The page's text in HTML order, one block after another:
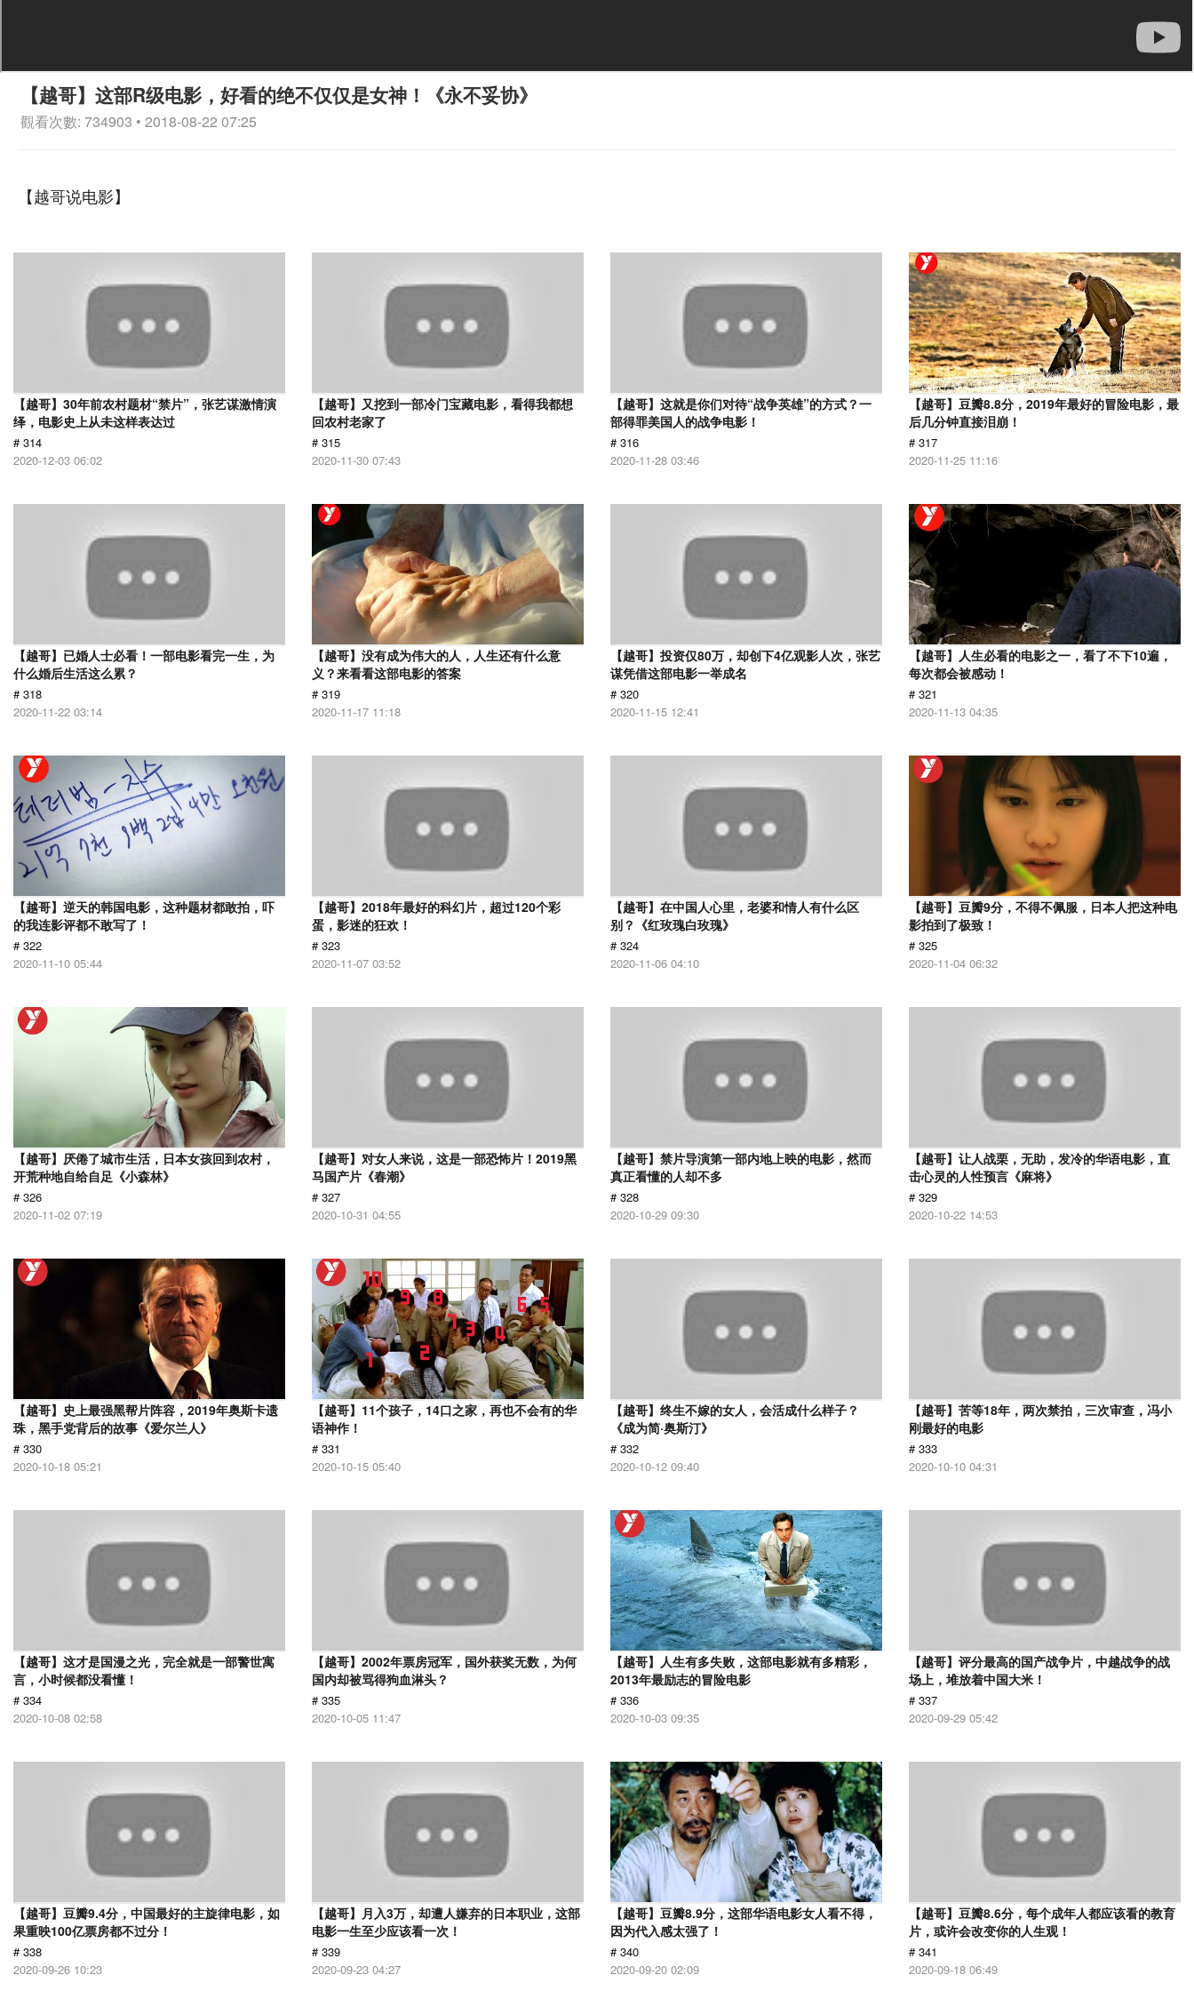
【越哥】这部R级电影，好看的绝不仅仅是女神！《永不妥协》
觀看次數: 734903 • 2018-08-22 07:25
【越哥说电影】
【越哥】30年前农村题材“禁片”，张艺谋激情演
绎，电影史上从未这样表达过
# 314
2020-12-03 06:02
【越哥】又挖到一部冷门宝藏电影，看得我都想
回农村老家了
# 315
2020-11-30 07:43
【越哥】这就是你们对待“战争英雄”的方式？一
部得罪美国人的战争电影！
# 316
2020-11-28 03:46
【越哥】豆瓣8.8分，2019年最好的冒险电影，最
后几分钟直接泪崩！
# 317
2020-11-25 11:16
【越哥】已婚人士必看！一部电影看完一生，为
什么婚后生活这么累？
# 318
2020-11-22 03:14
【越哥】没有成为伟大的人，人生还有什么意
义？来看看这部电影的答案
# 319
2020-11-17 11:18
【越哥】投资仅80万，却创下4亿观影人次，张艺
谋凭借这部电影一举成名
# 320
2020-11-15 12:41
【越哥】人生必看的电影之一，看了不下10遍，
每次都会被感动！
# 321
2020-11-13 04:35
【越哥】逆天的韩国电影，这种题材都敢拍，吓
的我连影评都不敢写了！
# 322
2020-11-10 05:44
【越哥】2018年最好的科幻片，超过120个彩
蛋，影迷的狂欢！
# 323
2020-11-07 03:52
【越哥】在中国人心里，老婆和情人有什么区
别？《红玫瑰白玫瑰》
# 324
2020-11-06 04:10
【越哥】豆瓣9分，不得不佩服，日本人把这种电
影拍到了极致！
# 325
2020-11-04 06:32
【越哥】厌倦了城市生活，日本女孩回到农村，
开荒种地自给自足《小森林》
# 326
2020-11-02 07:19
【越哥】对女人来说，这是一部恐怖片！2019黑
马国产片《春潮》
# 327
2020-10-31 04:55
【越哥】禁片导演第一部内地上映的电影，然而
真正看懂的人却不多
# 328
2020-10-29 09:30
【越哥】让人战栗，无助，发冷的华语电影，直
击心灵的人性预言《麻将》
# 329
2020-10-22 14:53
【越哥】史上最强黑帮片阵容，2019年奥斯卡遗
珠，黑手党背后的故事《爱尔兰人》
# 330
2020-10-18 05:21
【越哥】11个孩子，14口之家，再也不会有的华
语神作！
# 331
2020-10-15 05:40
【越哥】终生不嫁的女人，会活成什么样子？
《成为简·奥斯汀》
# 332
2020-10-12 09:40
【越哥】苦等18年，两次禁拍，三次审查，冯小
刚最好的电影
# 333
2020-10-10 04:31
【越哥】这才是国漫之光，完全就是一部警世寓
言，小时候都没看懂！
# 334
2020-10-08 02:58
【越哥】2002年票房冠军，国外获奖无数，为何
国内却被骂得狗血淋头？
# 335
2020-10-05 11:47
【越哥】人生有多失败，这部电影就有多精彩，
2013年最励志的冒险电影
# 336
2020-10-03 09:35
【越哥】评分最高的国产战争片，中越战争的战
场上，堆放着中国大米！
# 337
2020-09-29 05:42
【越哥】豆瓣9.4分，中国最好的主旋律电影，如
果重映100亿票房都不过分！
# 338
2020-09-26 10:23
【越哥】月入3万，却遭人嫌弃的日本职业，这部
电影一生至少应该看一次！
# 339
2020-09-23 04:27
【越哥】豆瓣8.9分，这部华语电影女人看不得，
因为代入感太强了！
# 340
2020-09-20 02:09
【越哥】豆瓣8.6分，每个成年人都应该看的教育
片，或许会改变你的人生观！
# 341
2020-09-18 06:49